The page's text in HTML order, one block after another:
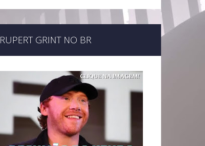
RUPERT GRINT NO BR